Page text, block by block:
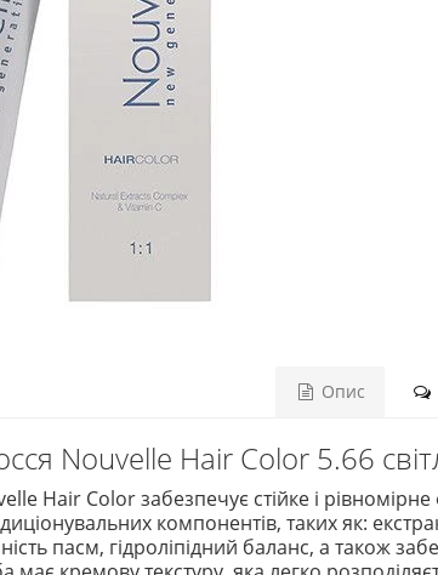
Опис
Nouvelle Hair Color 5.66
Hair Color забезпечує стійке і
компонентів, таких як:
пасм, гідроліпідний баланс, а також